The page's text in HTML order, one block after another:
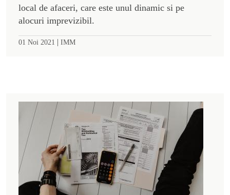
local de afaceri, care este unul dinamic si pe
alocuri imprevizibil.
01 Noi 2021 | IMM